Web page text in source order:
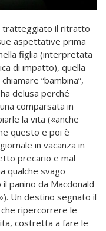
tratteggiato il ritratto
aspettative prima
figlia (interpretata
di impatto), quella
“bambina”,
delusa perché
comparsata in
la vita («anche
questo e poi è
in vacanza in
precario e mal
qualche svago
panino da Macdonald
Un destino segnato il
ripercorrere le
costretta a fare le